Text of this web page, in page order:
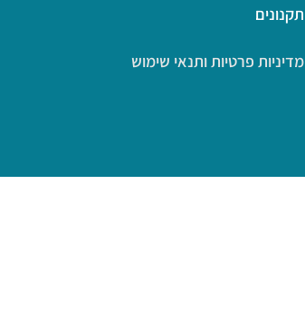
תקנונים
מדיניות פרטיות ותנאי שימוש